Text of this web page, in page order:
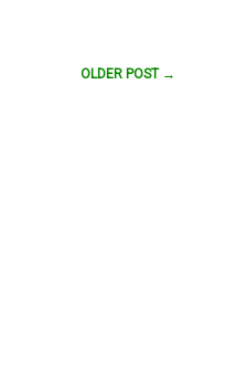
OLDER POST →